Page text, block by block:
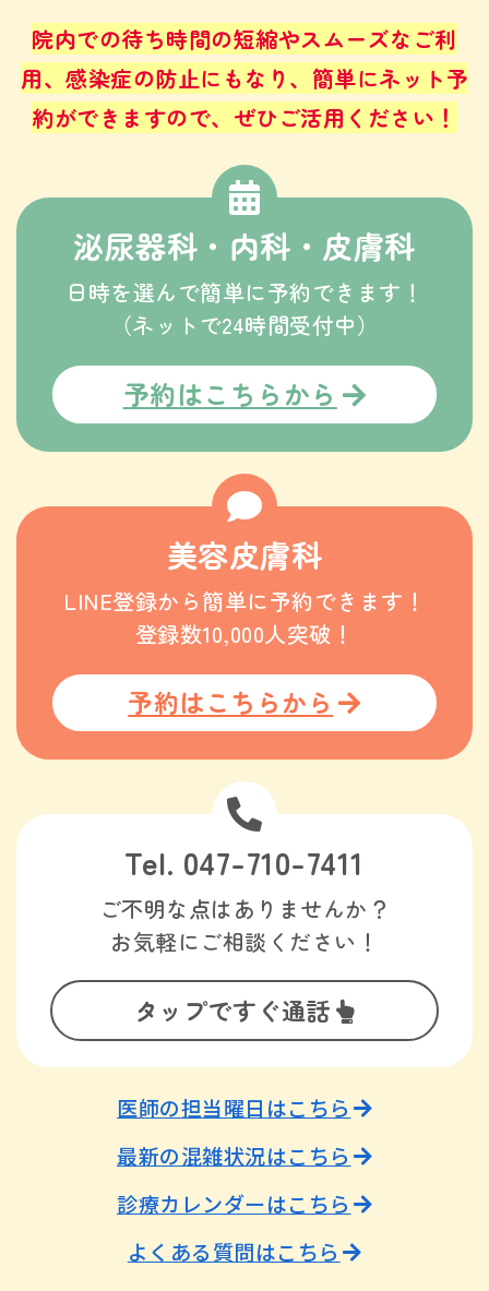
院内での待ち時間の短縮やスムーズなご利
用、感染症の防止にもなり、 簡単にネット予
約ができますので、ぜひご活用ください！
Tel. 047-710-7411
ご不明な点はありませんか？
お気軽にご相談ください！
タップですぐ通話
泌尿器科・内科・皮膚科
日時を選んで簡単に予約できます！
（ネットで24時間受付中）
予約はこちらから
美容皮膚科
LINE登録から簡単に予約できます！
登録数10,000人突破！
予約はこちらから
医師の担当曜日はこちら
最新の混雑状況はこちら
診療カレンダーはこちら
よくある質問はこちら